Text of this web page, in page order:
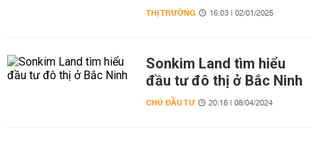
THỊ TRƯỜNG 16:03 | 02/01/2025
Sonkim Land tìm hiểu
đầu tư đô thị ở Bắc Ninh
CHỦ ĐẦU TƯ 20:16 | 08/04/2024